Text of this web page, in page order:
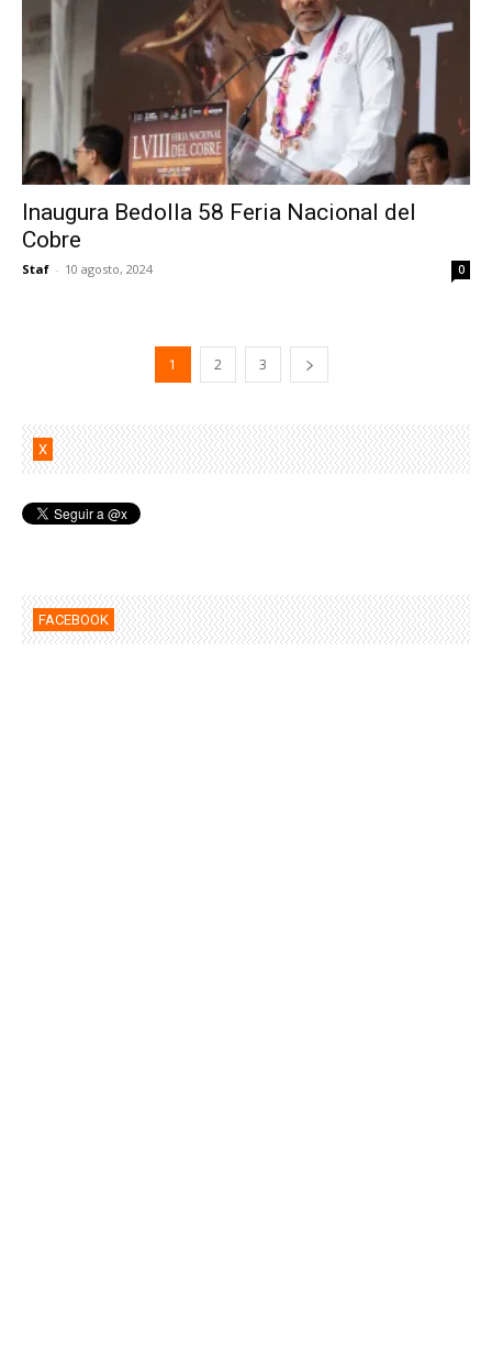
Inaugura Bedolla 58 Feria Nacional del
Cobre
Staf - 10 agosto, 2024 0
1 2 3
X
FACEBOOK